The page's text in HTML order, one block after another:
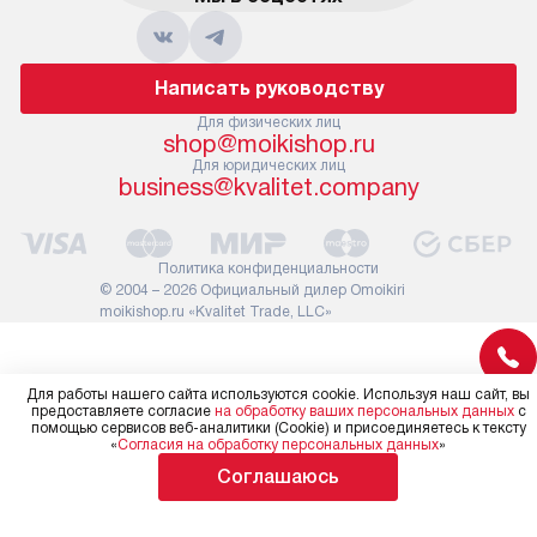
подлежит оплате. Важно
помнить, что если размеры
прибора не позволяют его
проходу через дверной проем,
сотрудники транспортной
службы не имеют права
демонтировать дверцы, ручки
или другие выступающие
элементы, так как это может
повлиять на гарантийное
обслуживание в будущем.
вы сможете без проблем
переместить прибор в желаемое
место установки, учитывая его
размеры в упаковке или без нее.
требуется
на 30%.
Написать руководству
Для физических лиц
shop@moikishop.ru
Для юридических лиц
business@kvalitet.company
© 2004 – 2026 Официальный дилер Omoikiri
moikishop.ru «Kvalitet Trade, LLC»
Политика конфиденциальности
Для работы нашего сайта используются cookie. Используя наш сайт, вы
предоставляете согласие на обработку ваших персональных данныхс
помощью сервисов веб-аналитики (Cookie) и присоединяетесь к тексту
«Согласия на обработку персональных данных»
Соглашаюсь